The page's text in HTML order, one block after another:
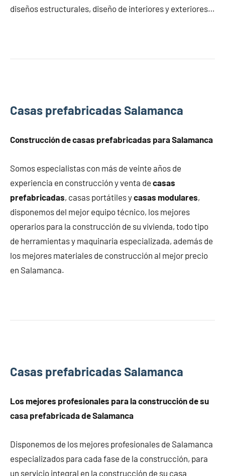
diseños estructurales, diseño de interiores y exteriores…
Casas prefabricadas Salamanca
Construcción decasas prefabricadas para Salamanca
Somos especialistas con más de veinte años de
experiencia en construcción y venta de casas
prefabricadas, casas portátiles ycasas modulares,
disponemos del mejor equipo técnico, los mejores
operarios para la construcción de su vivienda, todo tipo
de herramientas y maquinaria especializada, además de
los mejores materiales de construcción al mejor precio
en Salamanca.
Casas prefabricadas Salamanca
Los mejores profesionales para la construcción de su
casa prefabricada de Salamanca
Disponemos de los mejores profesionales de Salamanca
especializados para cada fase de la construcción, para
un servicio integral en la construcción de su casa